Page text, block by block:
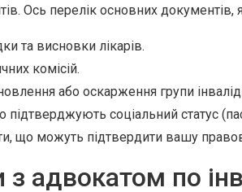
Ось перелік основних документів,
та висновки лікарів.
комісій.
або оскарження групи
соціальний статус
що можуть підтвердити вашу
адвокатом по